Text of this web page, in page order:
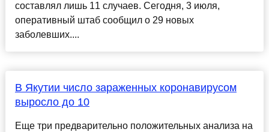
составлял лишь 11 случаев. Сегодня, 3 июля,
оперативный штаб сообщил о 29 новых
заболевших....
В Якутии число зараженных коронавирусом
выросло до 10
Еще три предварительно положительных анализа на